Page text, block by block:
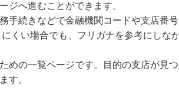
ジへ進むことができます。
手続きなどで金融機関コードや支店番
くい場合でも、フリガナを参考にしな
めの一覧ページです。目的の支店が見
す。